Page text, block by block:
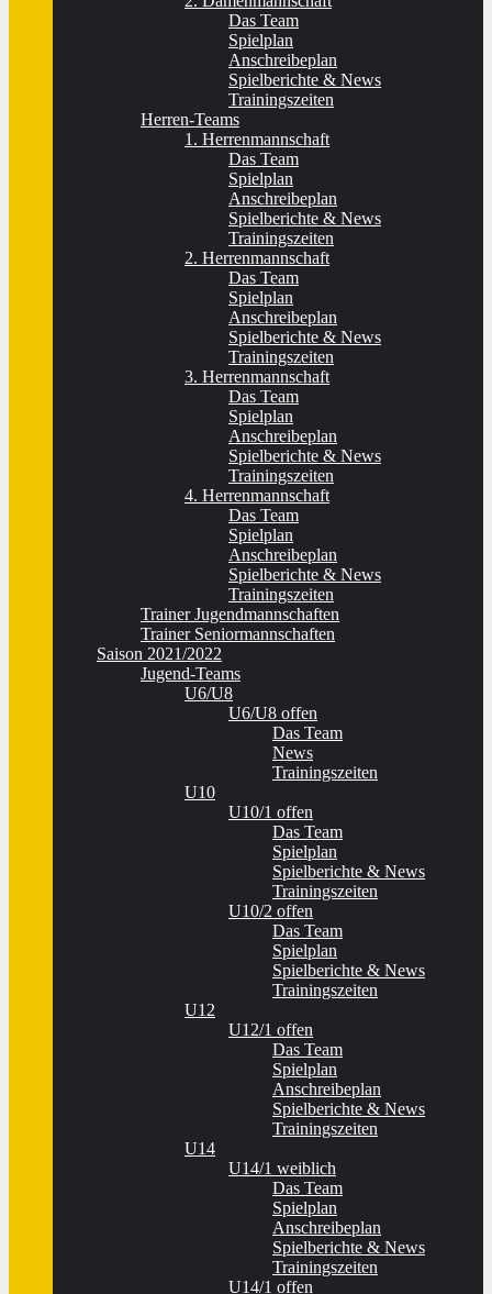
Das Team
Spielplan
Anschreibeplan
Spielberichte & News
Trainingszeiten
Herren-Teams
1. Herrenmannschaft
Das Team
Spielplan
Anschreibeplan
Spielberichte & News
Trainingszeiten
2. Herrenmannschaft
Das Team
Spielplan
Anschreibeplan
Spielberichte & News
Trainingszeiten
3. Herrenmannschaft
Das Team
Spielplan
Anschreibeplan
Spielberichte & News
Trainingszeiten
4. Herrenmannschaft
Das Team
Spielplan
Anschreibeplan
Spielberichte & News
Trainingszeiten
Trainer Jugendmannschaften
Trainer Seniormannschaften
Saison 2021/2022
Jugend-Teams
U6/U8
U6/U8 offen
Das Team
News
Trainingszeiten
U10
U10/1 offen
Das Team
Spielplan
Spielberichte & News
Trainingszeiten
U10/2 offen
Das Team
Spielplan
Spielberichte & News
Trainingszeiten
U12
U12/1 offen
Das Team
Spielplan
Anschreibeplan
Spielberichte & News
Trainingszeiten
U14
U14/1 weiblich
Das Team
Spielplan
Anschreibeplan
Spielberichte & News
Trainingszeiten
U14/1 offen